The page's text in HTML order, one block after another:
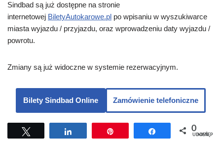
Sindbad są już dostępne na stronie
internetowej BiletyAutokarowe.pl po wpisaniu w wyszukiwarce
miasta wyjazdu / przyjazdu, oraz wprowadzeniu daty wyjazdu /
powrotu.
Zmiany są już widoczne w systemie rezerwacyjnym.
Bilety Sindbad Online Zamówienie telefoniczne
Udostępnij Udostępnij
0
UDOSTĘPNIEŃ